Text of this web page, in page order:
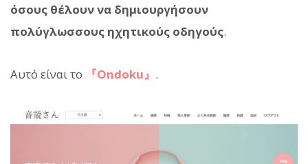
όσους θέλουν να δημιουργήσουν
πολύγλωσσους ηχητικούς οδηγούς.
Αυτό είναι το 『Ondoku』 .